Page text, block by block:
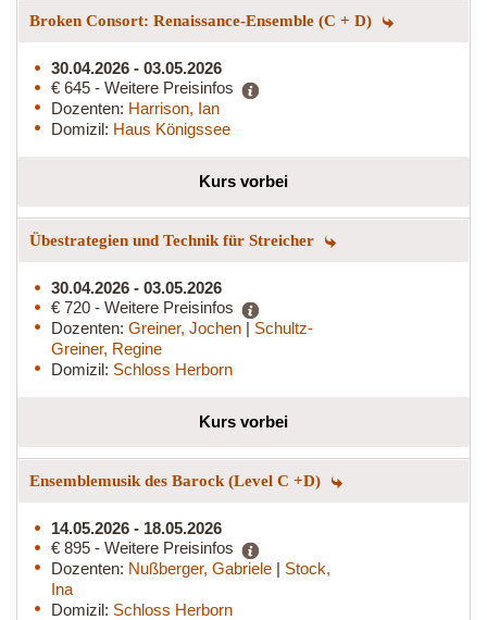
Broken Consort: Renaissance-Ensemble (C + D)
30.04.2026 - 03.05.2026
€ 645 - Weitere Preisinfos
Dozenten: Harrison, Ian
Domizil: Haus Königssee
Kurs vorbei
Übestrategien und Technik für Streicher
30.04.2026 - 03.05.2026
€ 720 - Weitere Preisinfos
Dozenten: Greiner, Jochen | Schultz-
Greiner, Regine
Domizil: Schloss Herborn
Kurs vorbei
Ensemblemusik des Barock (Level C +D)
14.05.2026 - 18.05.2026
€ 895 - Weitere Preisinfos
Dozenten: Nußberger, Gabriele | Stock,
Ina
Domizil: Schloss Herborn